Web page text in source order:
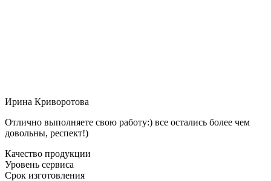
Ирина Криворотова
Отлично выполняете свою работу:) все остались более чем
довольны, респект!)
Качество продукции
Уровень сервиса
Срок изготовления